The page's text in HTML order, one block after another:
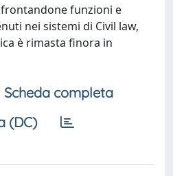
funzioni e
nei sistemi di Civil law,
è rimasta finora in
Scheda completa
(DC)